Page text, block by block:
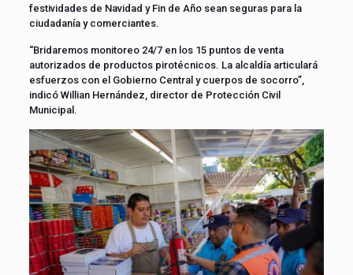
festividades de Navidad y Fin de Año sean seguras para la
ciudadanía y comerciantes.
“Bridaremos monitoreo 24/7 en los 15 puntos de venta
autorizados de productos pirotécnicos. La alcaldía articulará
esfuerzos con el Gobierno Central y cuerpos de socorro”,
indicó Willian Hernández, director de Protección Civil
Municipal.